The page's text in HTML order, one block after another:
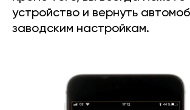
устройство и вернуть
заводским настройкам.